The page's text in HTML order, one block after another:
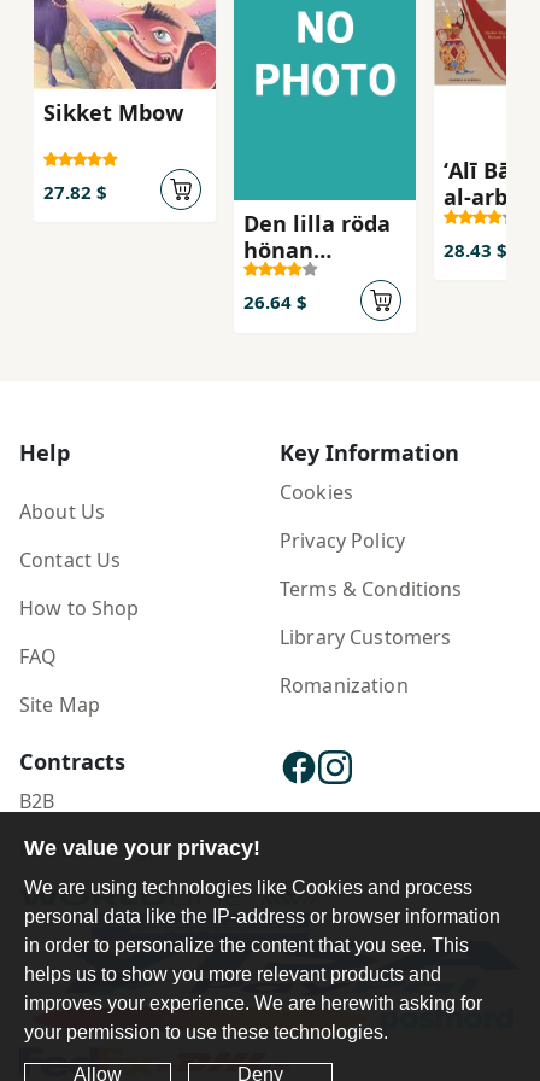
Sikket Mbow
27.82 $
Den lilla röda
hönan
(tigrinska och
svenska)
26.64 $
ʻAlī
al-
ḥaramī
Baba
28.43 $
Help
About Us
Contact Us
How to Shop
FAQ
Site Map
Key Information
Cookies
Privacy Policy
Terms & Conditions
Library Customers
Romanization
Contracts
B2B
Publisher Login
We value your privacy!
We are using technologies like Cookies and process
personal data like the IP-address or browser information
in order to personalize the content that you see. This
helps us to show you more relevant products and
improves your experience. We are herewith asking for
your permission to use these technologies.
Allow Deny